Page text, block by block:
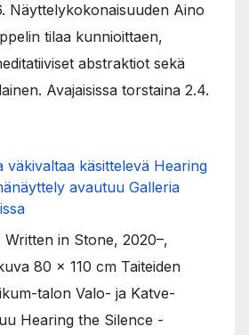
Näyttelykokonaisuuden Aino
tilaa kunnioittaen,
abstraktiot sekä
Avajaisissa torstaina 2.4.
käsittelevä Hearing
avautuu Galleria
in Stone, 2020–,
80 x 110 cm Taiteiden
talon Valo- ja Katve-
Hearing the Silence -